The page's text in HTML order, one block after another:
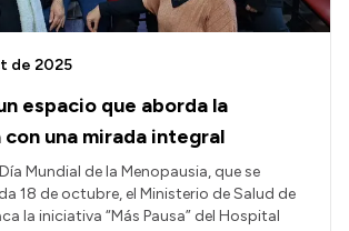
espacio que aborda la
con una mirada integral
de 2025
Mundial de la Menopausia, que se
18 de octubre, el Ministerio de Salud de
la iniciativa “Más Pausa” del Hospital